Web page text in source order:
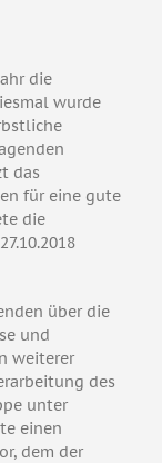
die
wurde
das
für eine gute
die
über die
und
weiterer
des
unter
einen
dem der